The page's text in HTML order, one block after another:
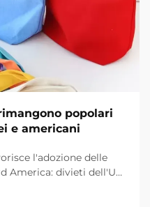
popolari
e americani
l'adozione delle
America: divieti dell'UE
dell'UE stanno